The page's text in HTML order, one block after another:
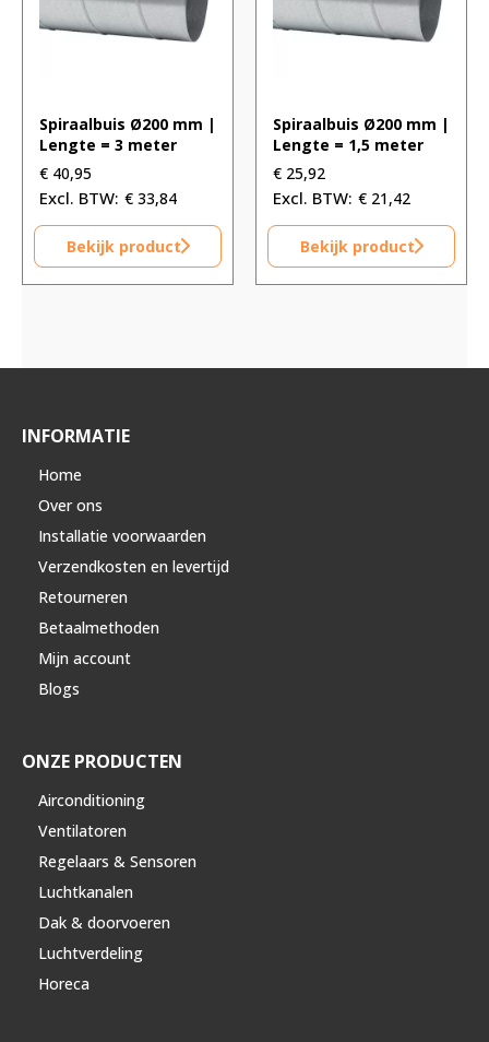
Spiraalbuis Ø200 mm |
Lengte = 3 meter
€ 40,95
€ 33,84
Bekijk product
Spiraalbuis Ø200 mm |
Lengte = 1,5 meter
€ 25,92
€ 21,42
Bekijk product
INFORMATIE
Home
Over ons
Installatie voorwaarden
Verzendkosten en levertijd
Retourneren
Betaalmethoden
Mijn account
Blogs
ONZE PRODUCTEN
Airconditioning
Ventilatoren
Regelaars & Sensoren
Luchtkanalen
Dak & doorvoeren
Luchtverdeling
Horeca